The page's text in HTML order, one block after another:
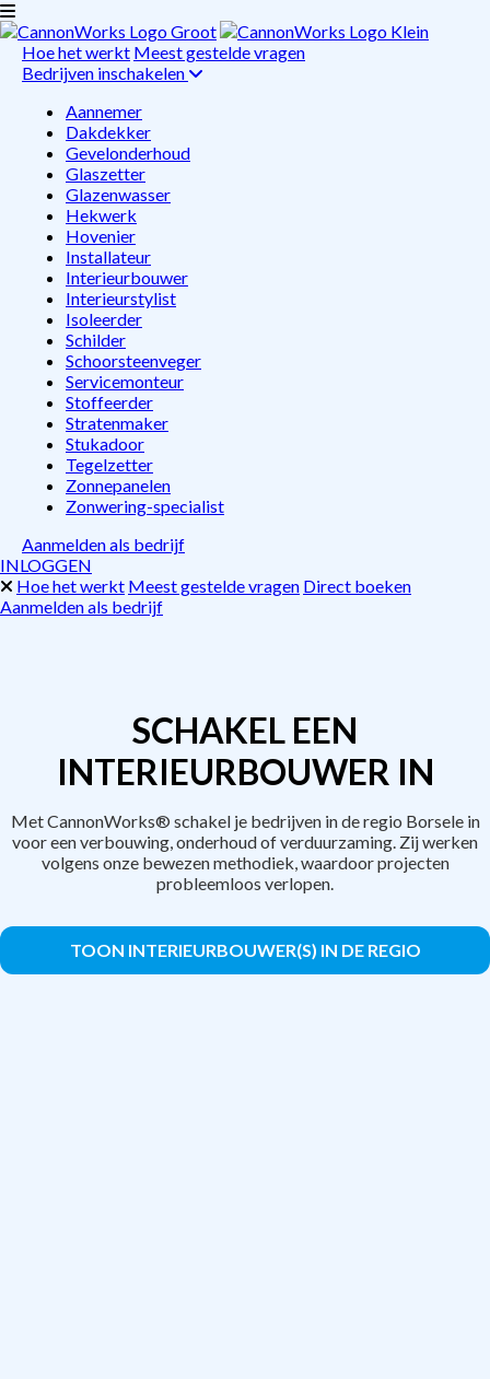
Hoe het werkt Meest gestelde vragen
Bedrijven inschakelen
Aannemer
Dakdekker
Gevelonderhoud
Glaszetter
Glazenwasser
Hekwerk
Hovenier
Installateur
Interieurbouwer
Interieurstylist
Isoleerder
Schilder
Schoorsteenveger
Servicemonteur
Stoffeerder
Stratenmaker
Stukadoor
Tegelzetter
Zonnepanelen
Zonwering-specialist
Aanmelden als bedrijf
INLOGGEN
Hoe het werkt Meest gestelde vragen Direct boeken
Aanmelden als bedrijf
SCHAKEL EEN
INTERIEURBOUWER IN
Met CannonWorks® schakel je bedrijven in de regio Borsele in
voor een verbouwing, onderhoud of verduurzaming. Zij werken
volgens onze bewezen methodiek, waardoor projecten
probleemloos verlopen.
TOON INTERIEURBOUWER(S) IN DE REGIO